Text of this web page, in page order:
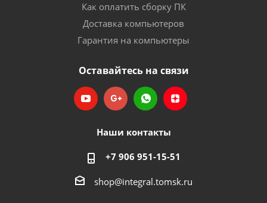
Как оплатить сборку ПК
Доставка компьютеров
Гарантия на компьютеры
Оставайтесь на связи
Наши контакты
+7 906 951-15-51
shop@integral.tomsk.ru